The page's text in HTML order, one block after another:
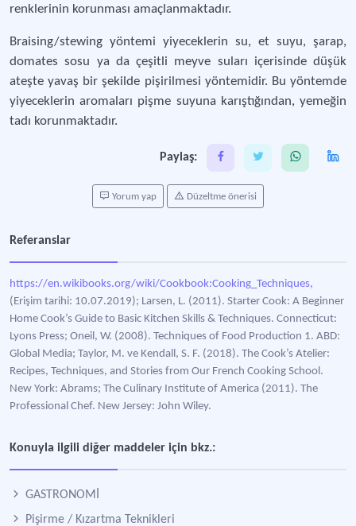
renklerinin korunması amaçlanmaktadır.
Braising/stewing yöntemi yiyeceklerin su, et suyu, şarap,
domates sosu ya da çeşitli meyve suları içerisinde düşük
ateşte yavaş bir şekilde pişirilmesi yöntemidir. Bu yöntemde
yiyeceklerin aromaları pişme suyuna karıştığından, yemeğin
tadı korunmaktadır.
Paylaş:
Yorum yap Düzeltme önerisi
Referanslar
https://en.wikibooks.org/wiki/Cookbook:Cooking_Techniques,
(Erişim tarihi: 10.07.2019); Larsen, L. (2011). Starter Cook: A Beginner
Home Cook’s Guide to Basic Kitchen Skills & Techniques. Connecticut:
Lyons Press; Oneil, W. (2008). Techniques of Food Production 1. ABD:
Global Media; Taylor, M. ve Kendall, S. F. (2018). The Cook’s Atelier:
Recipes, Techniques, and Stories from Our French Cooking School.
New York: Abrams; The Culinary Institute of America (2011). The
Professional Chef. New Jersey: John Wiley.
Konuyla ilgili diğer maddeler için bkz.:
GASTRONOMİ
Pişirme / Kızartma Teknikleri